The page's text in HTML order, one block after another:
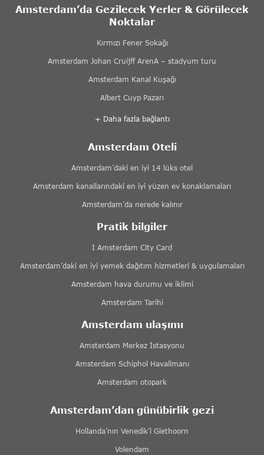
Amsterdam’da Gezilecek Yerler & Görülecek
Noktalar
Kırmızı Fener Sokağı
Amsterdam Johan Cruijff ArenA – stadyum turu
Amsterdam Kanal Kuşağı
Albert Cuyp Pazarı
+ Daha fazla bağlantı
Amsterdam Oteli
Amsterdam’daki en iyi 14 lüks otel
Amsterdam kanallarındaki en iyi yüzen ev konaklamaları
Amsterdam’da nerede kalınır
Pratik bilgiler
I Amsterdam City Card
Amsterdam’daki en iyi yemek dağıtım hizmetleri & uygulamaları
Amsterdam hava durumu ve iklimi
Amsterdam Tarihi
Amsterdam ulaşımı
Amsterdam Merkez İstasyonu
Amsterdam Schiphol Havalimanı
Amsterdam otopark
Amsterdam’dan günübirlik gezi
Hollanda’nın Venedik’i Giethoorn
Volendam